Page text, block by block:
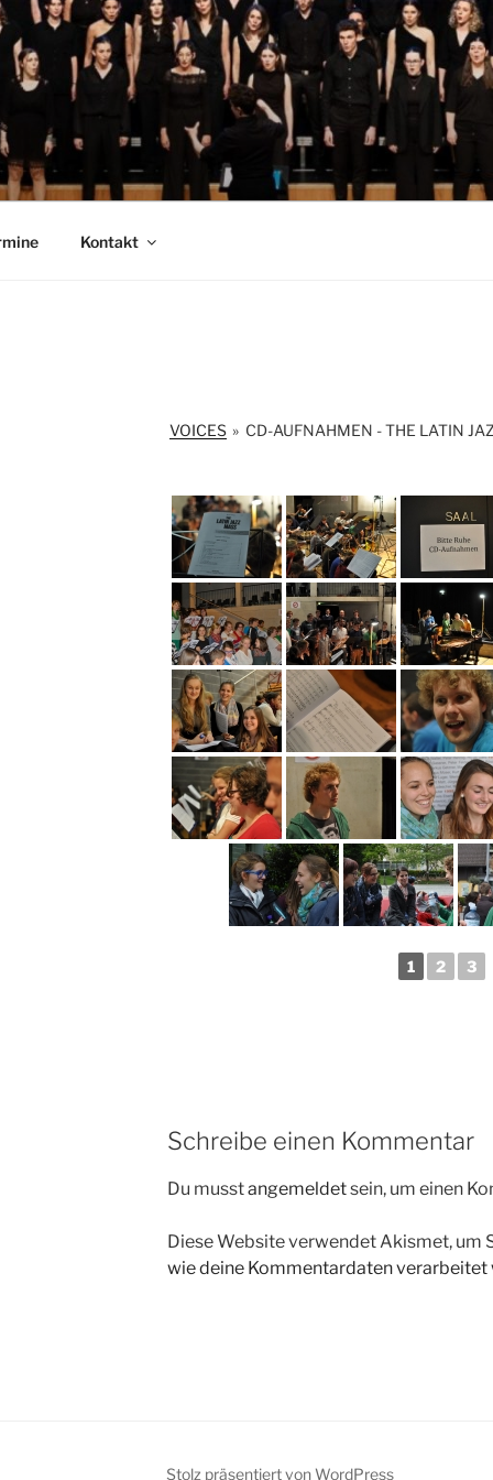
Kontakt
VOICES » CD-AUFNAHMEN - THE LATIN
1 2 3
Schreibe einen Kommentar
Du musstangemeldetsein, um einen
Diese Website verwendet Akismet, um
wie deine Kommentardaten verarbeitet
Stolz präsentiert von WordPress